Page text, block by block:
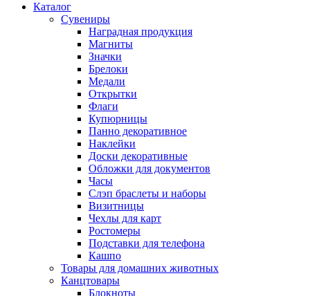
Каталог
Сувениры
Наградная продукция
Магниты
Значки
Брелоки
Медали
Открытки
Флаги
Купюрницы
Панно декоративное
Наклейки
Доски декоративные
Обложки для документов
Часы
Слэп браслеты и наборы
Визитницы
Чехлы для карт
Ростомеры
Подставки для телефона
Кашпо
Товары для домашних животных
Канцтовары
Блокноты